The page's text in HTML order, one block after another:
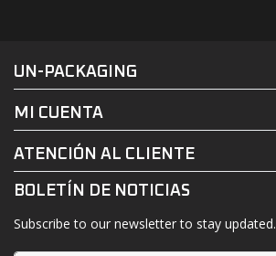
FACEBOOK
UN-PACKAGING
MI CUENTA
ATENCIÓN AL CLIENTE
BOLETÍN DE NOTICIAS
Subscribe to our newsletter to stay updated.